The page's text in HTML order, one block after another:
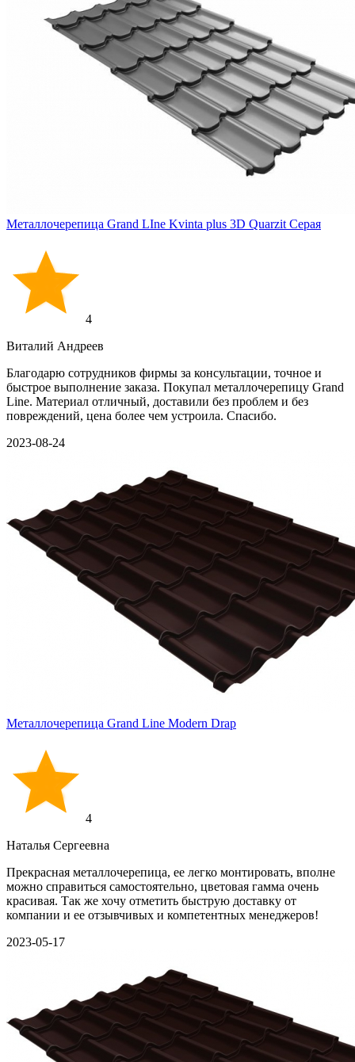
Металлочерепица Grand LIne Kvinta plus 3D Quarzit Серая
4
Виталий Андреев
Благодарю сотрудников фирмы за консультации, точное и
быстрое выполнение заказа. Покупал металлочерепицу Grand
Line. Материал отличный, доставили без проблем и без
повреждений, цена более чем устроила. Спасибо.
2023-08-24
Металлочерепица Grand Line Modern Drap
4
Наталья Сергеевна
Прекрасная металлочерепица, ее легко монтировать, вполне
можно справиться самостоятельно, цветовая гамма очень
красивая. Так же хочу отметить быструю доставку от
компании и ее отзывчивых и компетентных менеджеров!
2023-05-17